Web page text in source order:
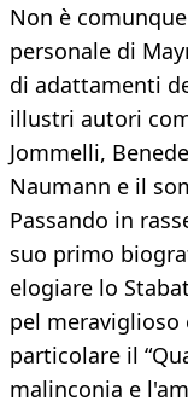
Non è
personale di
di adattamenti
illustri autori
Jommelli,
Naumann e il
Passando in
suo primo
elogiare lo
pel meraviglioso
particolare il
malinconia e